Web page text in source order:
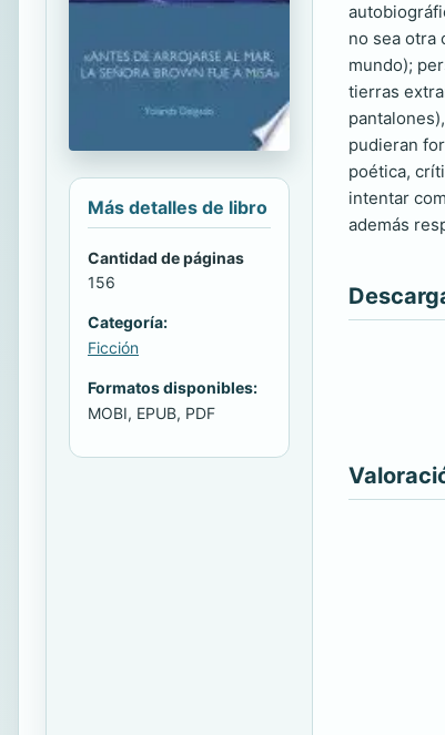
Más detalles de libro
Cantidad de páginas
156
Categoría:
Ficción
Formatos disponibles:
MOBI, EPUB, PDF
no sea otra
mundo);
tierras
pudieran
poética,
intentar
además